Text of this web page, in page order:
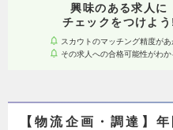
興味のある求人に
チェックをつけよ
スカウトのマッチング精度があ
その求人への合格可能性がわか
【物流企画・調達】